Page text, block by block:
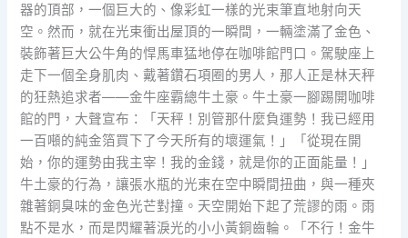
器的頂部，一個巨大的、像彩虹一樣的光束筆直地射向天
空。然而，就在光束衝出屋頂的一瞬間，一輛塗滿了金色、
裝飾著巨大公牛角的悍馬車猛地停在咖啡館門口。駕駛座上
走下一個全身肌肉、戴著鑽石項圈的男人，那人正是林天秤
的狂熱追求者——金牛座霸總牛土豪。牛土豪一腳踢開咖啡
館的門，大聲宣布：「天秤！別管那什麼負運勢！我已經用
一百噸的純金箔買下了今天所有的壞運氣！」「從現在開
始，你的運勢由我主宰！我的金錢，就是你的正面能量！」
牛土豪的行為，讓張水瓶的光束在空中瞬間扭曲，與一種夾
雜著銅臭味的金色光芒對撞。天空開始下起了荒謬的雨。雨
點不是水，而是閃耀著淚光的小小黃銅齒輪。「不行！金牛